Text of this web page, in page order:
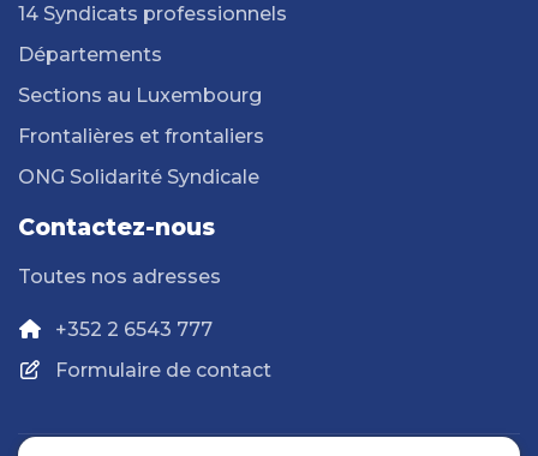
14 Syndicats professionnels
Départements
Sections au Luxembourg
Frontalières et frontaliers
ONG Solidarité Syndicale
Contactez-nous
Toutes nos adresses
+352 2 6543 777
Formulaire de contact